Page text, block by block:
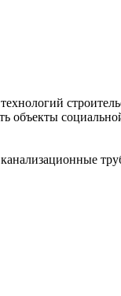
объекты
канализационные